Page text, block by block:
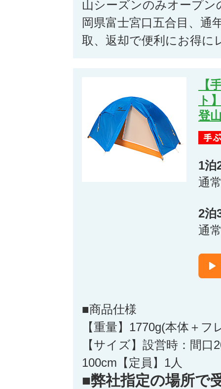
山シーズンのみオープン
岡県富士宮口五合目、通
取、返却で便利にお得に
【
ト
登
1泊
通
2泊
通
■商品仕様
【重量】1770g(本体＋
【サイズ】設営時：間
100cm【定員】1人
■弊社指定の場所で